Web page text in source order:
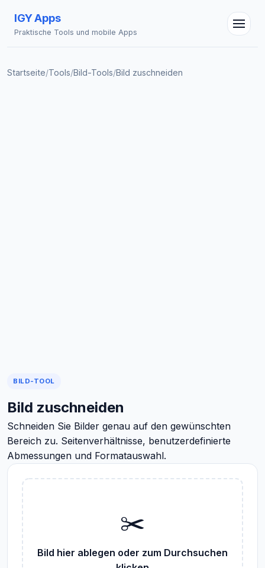
IGY Apps
Praktische Tools und mobile Apps
Startseite/Tools/Bild-Tools/Bild zuschneiden
BILD-TOOL
Bild zuschneiden
Schneiden Sie Bilder genau auf den gewünschten
Bereich zu. Seitenverhältnisse, benutzerdefinierte
Abmessungen und Formatauswahl.
✂️
Bild hier ablegen oder zum Durchsuchen